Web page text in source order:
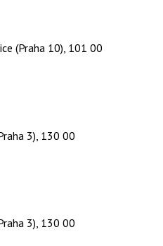
(Praha 10), 101 00
3), 130 00
3), 130 00